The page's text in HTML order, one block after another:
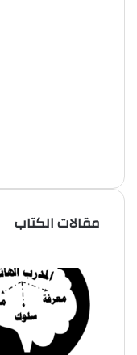
مقالات الكتاب